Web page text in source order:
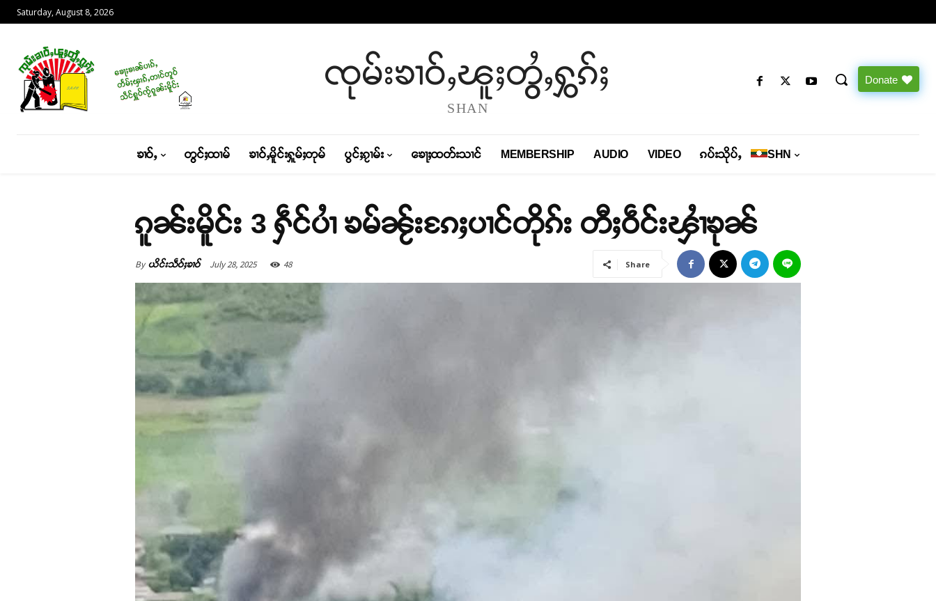
Saturday, August 8, 2026
ၸုမ်းၶၢဝ်ႇၽူႈတွႆႇႁွၵ်ႈ
SHAN
Donate
ၶၢဝ်ႇ တွင်ႈထၢမ် ၶၢဝ်ႇမိူင်းႁူမ်ႈတုမ် ပွင်ႈၵႂၢမ်း ၶေႃႈထတ်းသၢင် MEMBERSHIP AUDIO VIDEO ၵပ်းသိုပ်ႇ SHN
ၵူၼ်းမိူင်း 3 ႁဵင်ပၢႆ ၶမ်ၼႂ်းၵႄႈပၢင်တိုၵ်း တီႈဝဵင်းၾၢႆၶုၼ်
By ယိင်းသဵဝ်ႈၶၢဝ် July 28, 2025 48 Share